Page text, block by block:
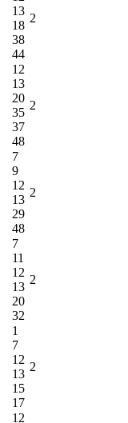
13
18
38
44
2
12
13
20
35
37
48
2
7
9
12
13
29
48
2
7
11
12
13
20
32
2
1
7
12
13
15
17
2
12